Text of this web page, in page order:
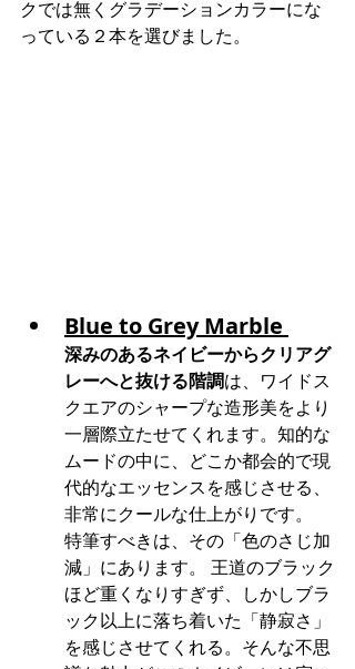
クでは無くグラデーションカラーにな
っている２本を選びました。
Blue to Grey Marble
深みのあるネイビーからクリアグ
レーへと抜ける階調は、ワイドス
クエアのシャープな造形美をより
一層際立たせてくれます。知的な
ムードの中に、どこか都会的で現
代的なエッセンスを感じさせる、
非常にクールな仕上がりです。
特筆すべきは、その「色のさじ加
減」にあります。 王道のブラック
ほど重くなりすぎず、しかしブラ
ック以上に落ち着いた「静寂さ」
を感じさせてくれる。そんな不思